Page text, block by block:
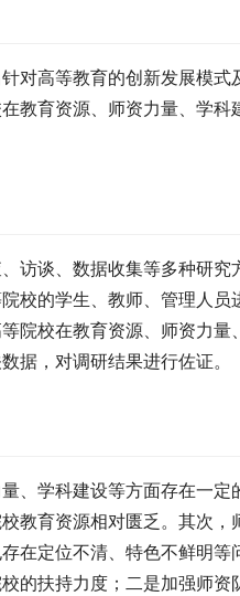
对高等教育的创新发展模
教育资源、师资力量、学科
访谈、数据收集等多种研
校的学生、教师、管理人
院校在教育资源、师资力量
据，对调研结果进行佐证。
、学科建设等方面存在一
教育资源相对匮乏。其次，
在定位不清、特色不鲜明等
的扶持力度；二是加强师